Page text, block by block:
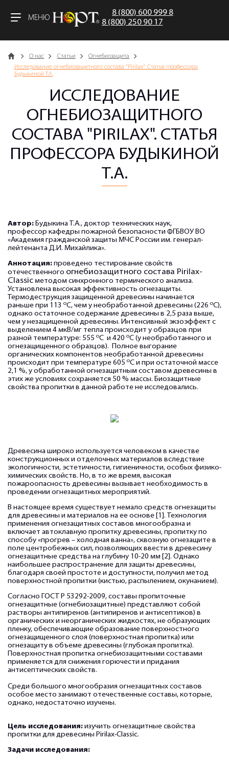
МЕНЮ
8 (800) 600 999 8
8 (800) 250 90 17
Главная О нас Статьи
Огнебиозащита
Исследование огнебиозащитного состава "Pirilax". Статья профессора
Будыкиной Т.А.
ИССЛЕДОВАНИЕ
ОГНЕБИОЗАЩИТНОГО
СОСТАВА "PIRILAX". СТАТЬЯ
ПРОФЕССОРА БУДЫКИНОЙ
Т.А.
Автор: Будыкина Т.А., доктор технических наук,
профессор кафедры пожарной безопасности ФГБВОУ ВО
«Академия гражданской защиты МЧС России им. генерал-
лейтенанта Д.И. Михайлика».
Аннотация: проведено тестирование свойств
отечественного огнебиозащитного состава Pirilax-
Classic методом синхронного термического анализа.
Установлена высокая эффективность огнезащиты.
Термодеструкция защищенной древесины начинается
раньше при 113 оС, чем у необработанной древесины (226 оС),
однако остаточное содержание древесины в 2,5 раза выше,
чем у незащищенной древесины. Интенсивный экзоэффект с
выделением 4 мкВ/мг тепла происходит у образцов при
разной температуре: 555 оС и 420 оС (у необработанного и
огнезащищенного образцов). Полное выгорание
органических компонентов необработанной древесины
происходит при температуре 605 оС и при остаточной массе
2,1 %, у обработанной огнезащитным составом древесины в
этих же условиях сохраняется 50 % массы. Биозащитные
свойства пропитки в данной работе не исследовались.
Древесина широко используется человеком в качестве
конструкционных и отделочных материалов вследствие
экологичности, эстетичности, гигиеничности, особых физико-
химических свойств. Но, в то же время, высокая
пожароопасность древесины вызывает необходимость в
проведении огнезащитных мероприятий.
В настоящее время существует немало средств огнезащиты
для древесины и материалов на ее основе [1]. Технология
применения огнезащитных составов многообразна и
включает автоклавную пропитку древесины, пропитку по
способу «прогрев – холодная ванна», сквозную огнезащитe в
поле центробежных сил, позволяющих ввести в древесину
огнезащитные средства на глубину 10-20 мм [2]. Однако
наибольшее распространение для защиты древесины,
благодаря своей простоте и доступности, получил метод
поверхностной пропитки (кистью, распылением, окунанием).
Согласно ГОСТ Р 53292-2009, составы пропиточные
огнезащитные (огнебиозащитные) представляют собой
растворы антипиренов (антипиренов и антисептиков) в
органических и неорганических жидкостях, не образующих
пленку, обеспечивающие образование поверхностного
огнезащищенного слоя (поверхностная пропитка) или
огнезащиту в объеме древесины (глубокая пропитка).
Поверхностная пропитка огнебиозащитными составами
применяется для снижения горючести и придания
антисептических свойств.
Среди большого многообразия огнезащитных составов
особое место занимают отечественные составы, которые,
однако, недостаточно изучены.
Цель исследования: изучить огнезащитные свойства
пропитки для древесины Pirilax-Classic.
Задачи исследования: